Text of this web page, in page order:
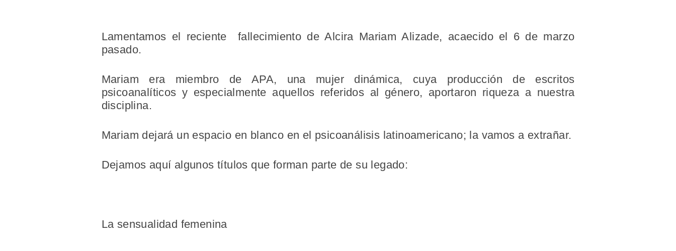
Lamentamos el reciente fallecimiento de Alcira Mariam Alizade, acaecido el 6 de marzo
pasado.
Mariam era miembro de APA, una mujer dinámica, cuya producción de escritos
psicoanalíticos y especialmente aquellos referidos al género, aportaron riqueza a nuestra
disciplina.
Mariam dejará un espacio en blanco en el psicoanálisis latinoamericano; la vamos a extrañar.
Dejamos aquí algunos títulos que forman parte de su legado:
La sensualidad femenina